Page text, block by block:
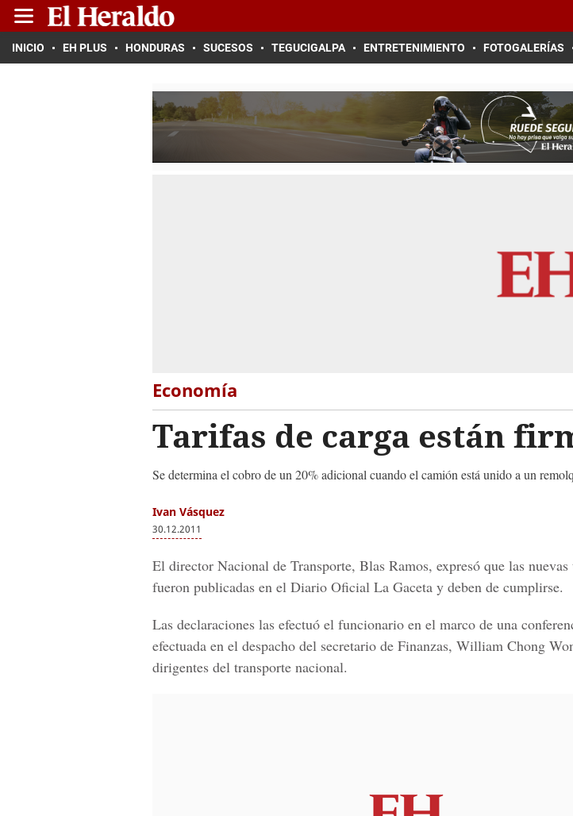
INICIO EH PLUS HONDURAS SUCESOS TEGUCIGALPA ENTRETENIMIENTO FOTOGALERÍAS
Economía
Tarifas de carga están
Se determina el cobro de un 20% adicional cuando el camión está unido a un
Ivan Vásquez
30.12.2011
El director Nacional de Transporte, Blas Ramos, expresó que las
fueron publicadas en el Diario Oficial La Gaceta y deben de cumplirse.
Las declaraciones las efectuó el funcionario en el marco de una
efectuada en el despacho del secretario de Finanzas, William Chong
dirigentes del transporte nacional.